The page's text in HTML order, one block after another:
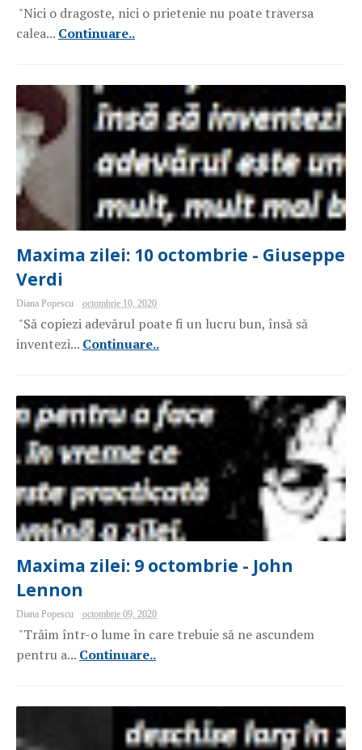
"Nici o dragoste, nici o prietenie nu poate traversa
calea... Continuare..
Maxima zilei: 10 octombrie - Giuseppe
Verdi
Diana Popescu octombrie 10, 2020
"Să copiezi adevărul poate fi un lucru bun, însă să
inventezi... Continuare..
Maxima zilei: 9 octombrie - John
Lennon
Diana Popescu octombrie 09, 2020
"Trăim într-o lume în care trebuie să ne ascundem
pentru a... Continuare..